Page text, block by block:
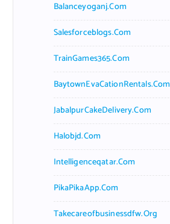
Balanceyoganj.com
Salesforceblogs.com
TrainGames365.com
BaytownEvaCationRentals.com
JabalpurCakeDelivery.com
Halobjd.com
Intelligenceqatar.com
PikaPikaApp.com
Takecareofbusinessdfw.org